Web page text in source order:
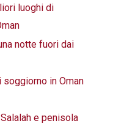
luoghi di
notte fuori dai
in Oman
e penisola